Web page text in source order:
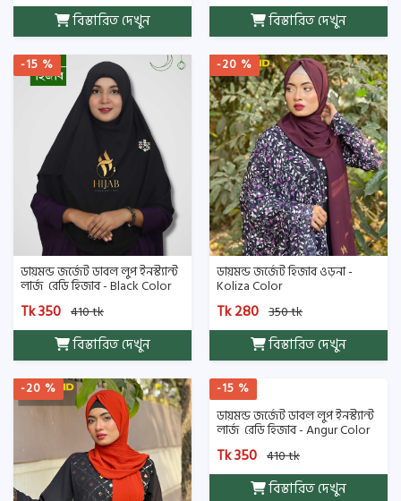
বিস্তারিত দেখুন বিস্তারিত দেখুন
-15 %
ডায়মন্ড জর্জেট ডাবল লুপ ইনস্ট্যান্ট
লার্জ রেডি হিজাব - Black Color
Tk 350 410 tk
বিস্তারিত দেখুন
-20 %
ডায়মন্ড জর্জেট হিজাব ওড়না -
Koliza Color
Tk 280 350 tk
বিস্তারিত দেখুন
-20 % -15 %
ডায়মন্ড জর্জেট ডাবল লুপ ইনস্ট্যান্ট
লার্জ রেডি হিজাব - Angur Color
Tk 350 410 tk
বিস্তারিত দেখুন